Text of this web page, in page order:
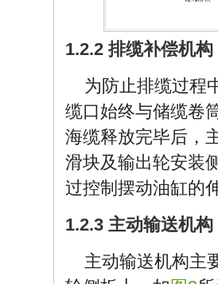
1.2.2 排缆补偿机构
为防止排缆过程
缆口始终与储缆卷
海缆释放完毕后，
滑块及输出轮安装
过控制摆动油缸的
1.2.3 主动输送机构
主动输送机构主